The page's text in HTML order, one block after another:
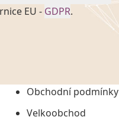
EU - GDPR.
č. 101/2000 Sb. v
uchováním veškerých
údajů či jako jeho
informací, nejdéle
Obchodní podmínky
Velkoobchod